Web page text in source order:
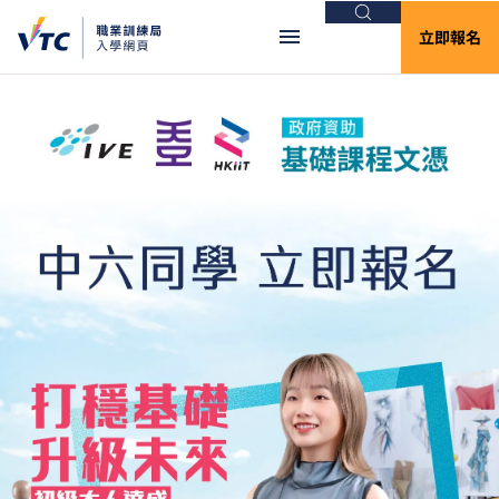
搜尋
立即報名
VTC入學網頁